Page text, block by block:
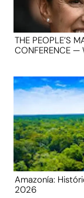
THE PEOPLE’S
CONFERENCE —
Amazonía:
2026